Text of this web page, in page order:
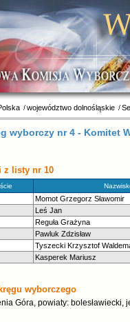
wyborczy nr 4 - Komitet
z listy nr 10
Momot Grzegorz Sławomir
Leś Jan
Reguła Grażyna
Pawluk Zdzisław
Tyszecki Krzysztof
Kasperek Mariusz
wyborczego
Góra, powiaty:
województwo dolnośląskie